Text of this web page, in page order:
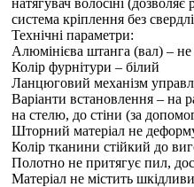
натягувач волосіні
система кріплення без
Технічні параметри:
Алюмінієва штанга (вал) – не
Колір фурнітури – білий
Ланцюговий механізм
Варіанти встановлення – на
на стелю, до стіни (за
Шторний матеріал не
Колір тканини стійкий до
Полотно не притягує пил,
Матеріал не містить